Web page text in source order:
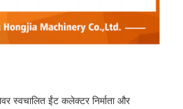
स्वचालित ईंट कलेक्टर निर्माता और